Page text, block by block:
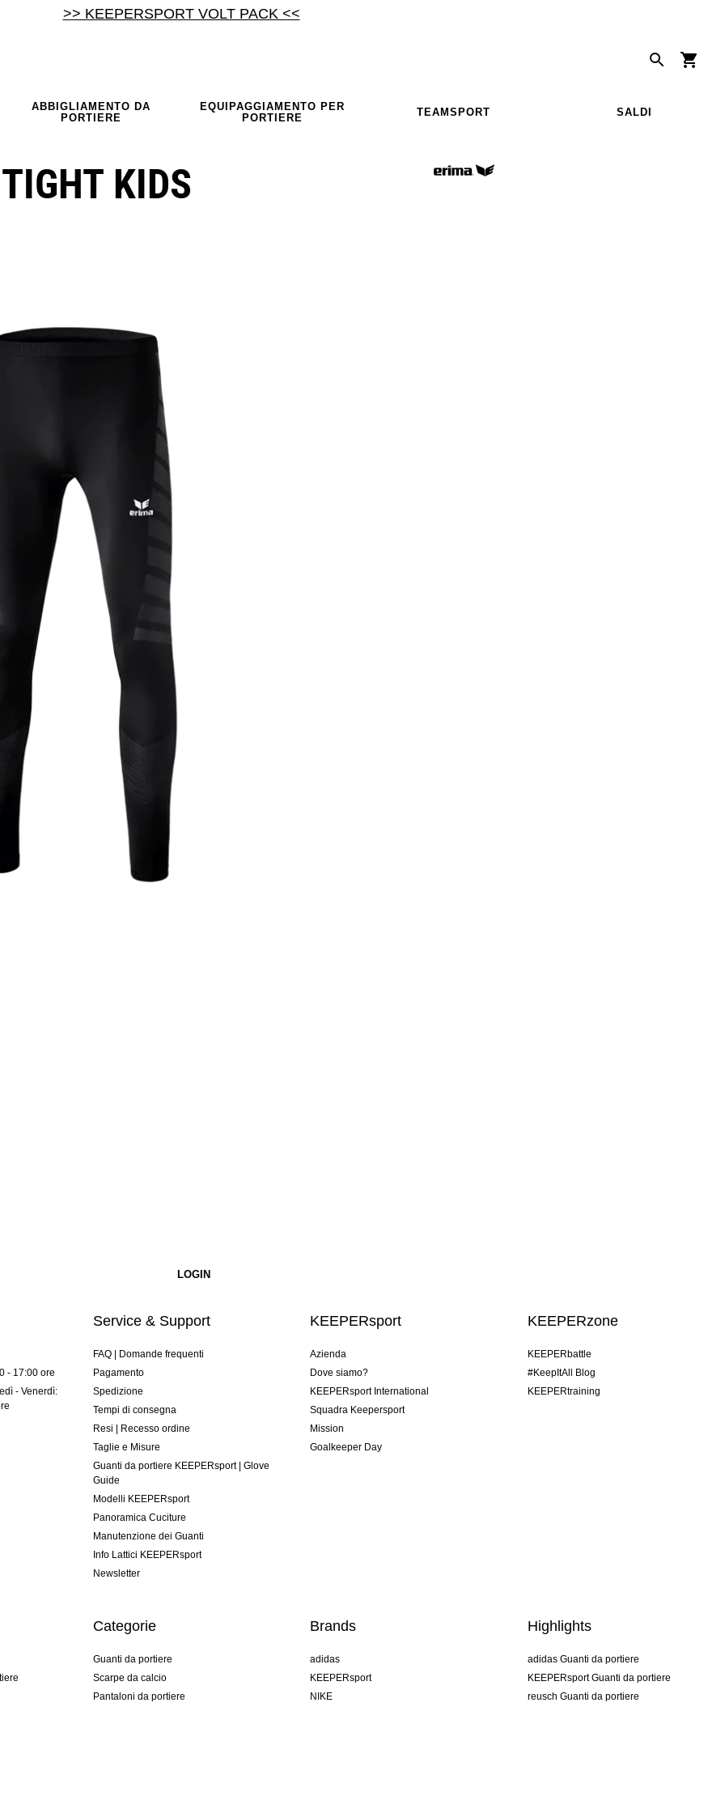
>> KEEPERSPORT VOLT PACK <<
ABBIGLIAMENTO DA
PORTIERE
EQUIPAGGIAMENTO PER
PORTIERE
TEAMSPORT SALDI
KIDS
- 17:00 ore
- Venerdì:
Service & Support
FAQ | Domande frequenti
Pagamento
Spedizione
Tempi di consegna
Resi | Recesso ordine
Taglie e Misure
Guanti da portiere KEEPERsport | Glove
Guide
Modelli KEEPERsport
Panoramica Cuciture
Manutenzione dei Guanti
Info Lattici KEEPERsport
Newsletter
KEEPERsport
Azienda
Dove siamo?
KEEPERsport International
Squadra Keepersport
Mission
Goalkeeper Day
KEEPERzone
KEEPERbattle
#KeepItAll Blog
KEEPERtraining
Categorie
Guanti da portiere
Scarpe da calcio
Pantaloni da portiere
Brands
adidas
KEEPERsport
NIKE
Highlights
adidas Guanti da portiere
KEEPERsport Guanti da portiere
reusch Guanti da portiere